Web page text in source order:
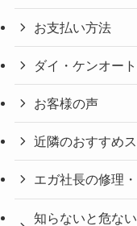
お支払い方法
ダイ・ケンオー
お客様の声
近隣のおすすめ
エガ社長の修理
知らないと危な